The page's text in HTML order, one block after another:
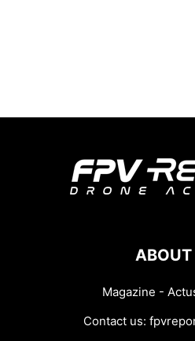
ABOUT
Magazine -
Contact us: